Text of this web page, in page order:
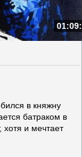
в княжну
батраком в
хотя и мечтает